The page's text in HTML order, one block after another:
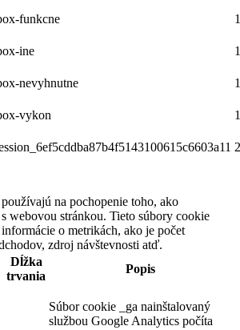
funkcne
ine
nevyhnutne
vykon
na pochopenie toho, ako
webovou stránkou. Tieto súbory cookie
o metrikách, ako je počet
zdroj návštevnosti atď.
Dĺžka
trvania
Popis
Súbor cookie _ga nainštalovaný
službou Google Analytics počíta